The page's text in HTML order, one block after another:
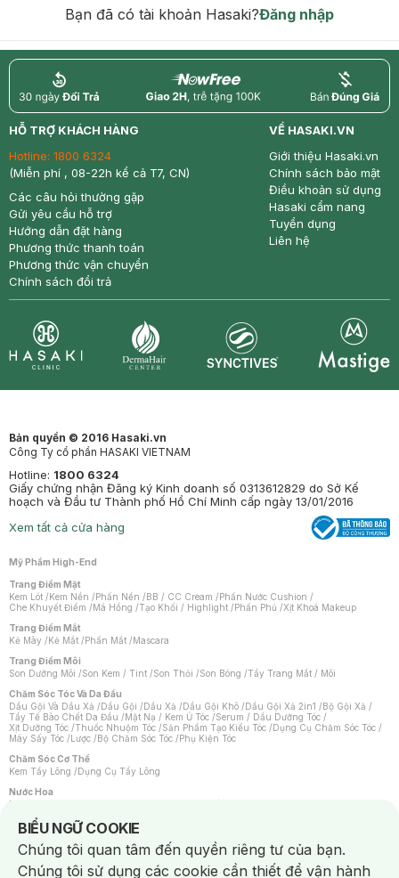
Bạn đã có tài khoản Hasaki?Đăng nhập
return nowfree price
HỖ TRỢ KHÁCH HÀNG
Hotline: 1800 6324
(Miễn phí , 08-22h kể cả T7, CN)
Các câu hỏi thường gặp
Gửi yêu cầu hỗ trợ
Hướng dẫn đặt hàng
Phương thức thanh toán
Phương thức vận chuyển
Chính sách đổi trả
VỀ HASAKI.VN
Giới thiệu Hasaki.vn
Chính sách bảo mật
Điều khoản sử dụng
Hasaki cẩm nang
Tuyển dụng
Liên hệ
Bản quyền © 2016 Hasaki.vn
Công Ty cổ phần HASAKI VIETNAM
Hotline: 1800 6324
Giấy chứng nhận Đăng ký Kinh doanh số 0313612829 do Sở Kế
hoạch và Đầu tư Thành phố Hồ Chí Minh cấp ngày 13/01/2016
Xem tất cả cửa hàng
Mỹ Phẩm High-End
Trang Điểm Mặt
Kem Lót /Kem Nền /Phấn Nền /BB / CC Cream /Phấn Nước Cushion /
Che Khuyết Điểm /Má Hồng /Tạo Khối / Highlight /Phấn Phủ /Xịt Khoá Makeup
Trang Điểm Mắt
Kẻ Mày /Kẻ Mắt /Phấn Mắt /Mascara
Trang Điểm Môi
Son Dưỡng Môi /Son Kem / Tint /Son Thỏi /Son Bóng /Tẩy Trang Mắt / Môi
Chăm Sóc Tóc Và Da Đầu
Dầu Gội Và Dầu Xả /Dầu Gội /Dầu Xả /Dầu Gội Khô /Dầu Gội Xả 2in1 /Bộ Gội Xả /
Tẩy Tế Bào Chết Da Đầu /Mặt Nạ / Kem Ủ Tóc /Serum / Dầu Dưỡng Tóc /
Xịt Dưỡng Tóc /Thuốc Nhuộm Tóc /Sản Phẩm Tạo Kiểu Tóc /Dụng Cụ Chăm Sóc Tóc /
Máy Sấy Tóc /Lược /Bộ Chăm Sóc Tóc /Phụ Kiện Tóc
Chăm Sóc Cơ Thể
Kem Tẩy Lông /Dụng Cụ Tẩy Lông
Nước Hoa
Nước Hoa Nữ
Chăm Sóc Cá Nhân
Chống Muỗi /Khẩu Trang /Máy Massage/Mặt Nạ Xông Hơi /Nước Rửa Tay/
Sản Phẩm Chăm Sóc Khác /Bàn Chải Đánh Răng /Bàn Chải Điện/
Hỗ Trợ Trắng Răng/Kem Đánh Răng /Máy Tăm Nước/ Nước Súc Miệng/
BIỂU NGỮ COOKIE
Notice about cookies usage
Chúng tôi quan tâm đến quyền riêng tư của bạn.
Chúng tôi sử dụng các cookie cần thiết để vận hành